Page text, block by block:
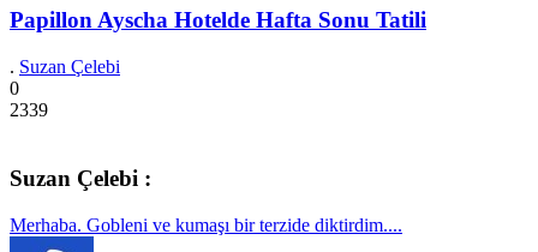
Papillon Ayscha Hotelde Hafta Sonu Tatili
. Suzan Çelebi
0
2339
Suzan Çelebi :
Merhaba. Gobleni ve kumaşı bir terzide diktirdim....